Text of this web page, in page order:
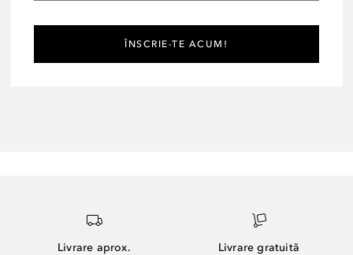
ÎNSCRIE-TE ACUM!
Livrare aprox.
Livrare gratuită